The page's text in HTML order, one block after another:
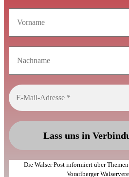
Die Walser Post informiert über
Vorarlberger